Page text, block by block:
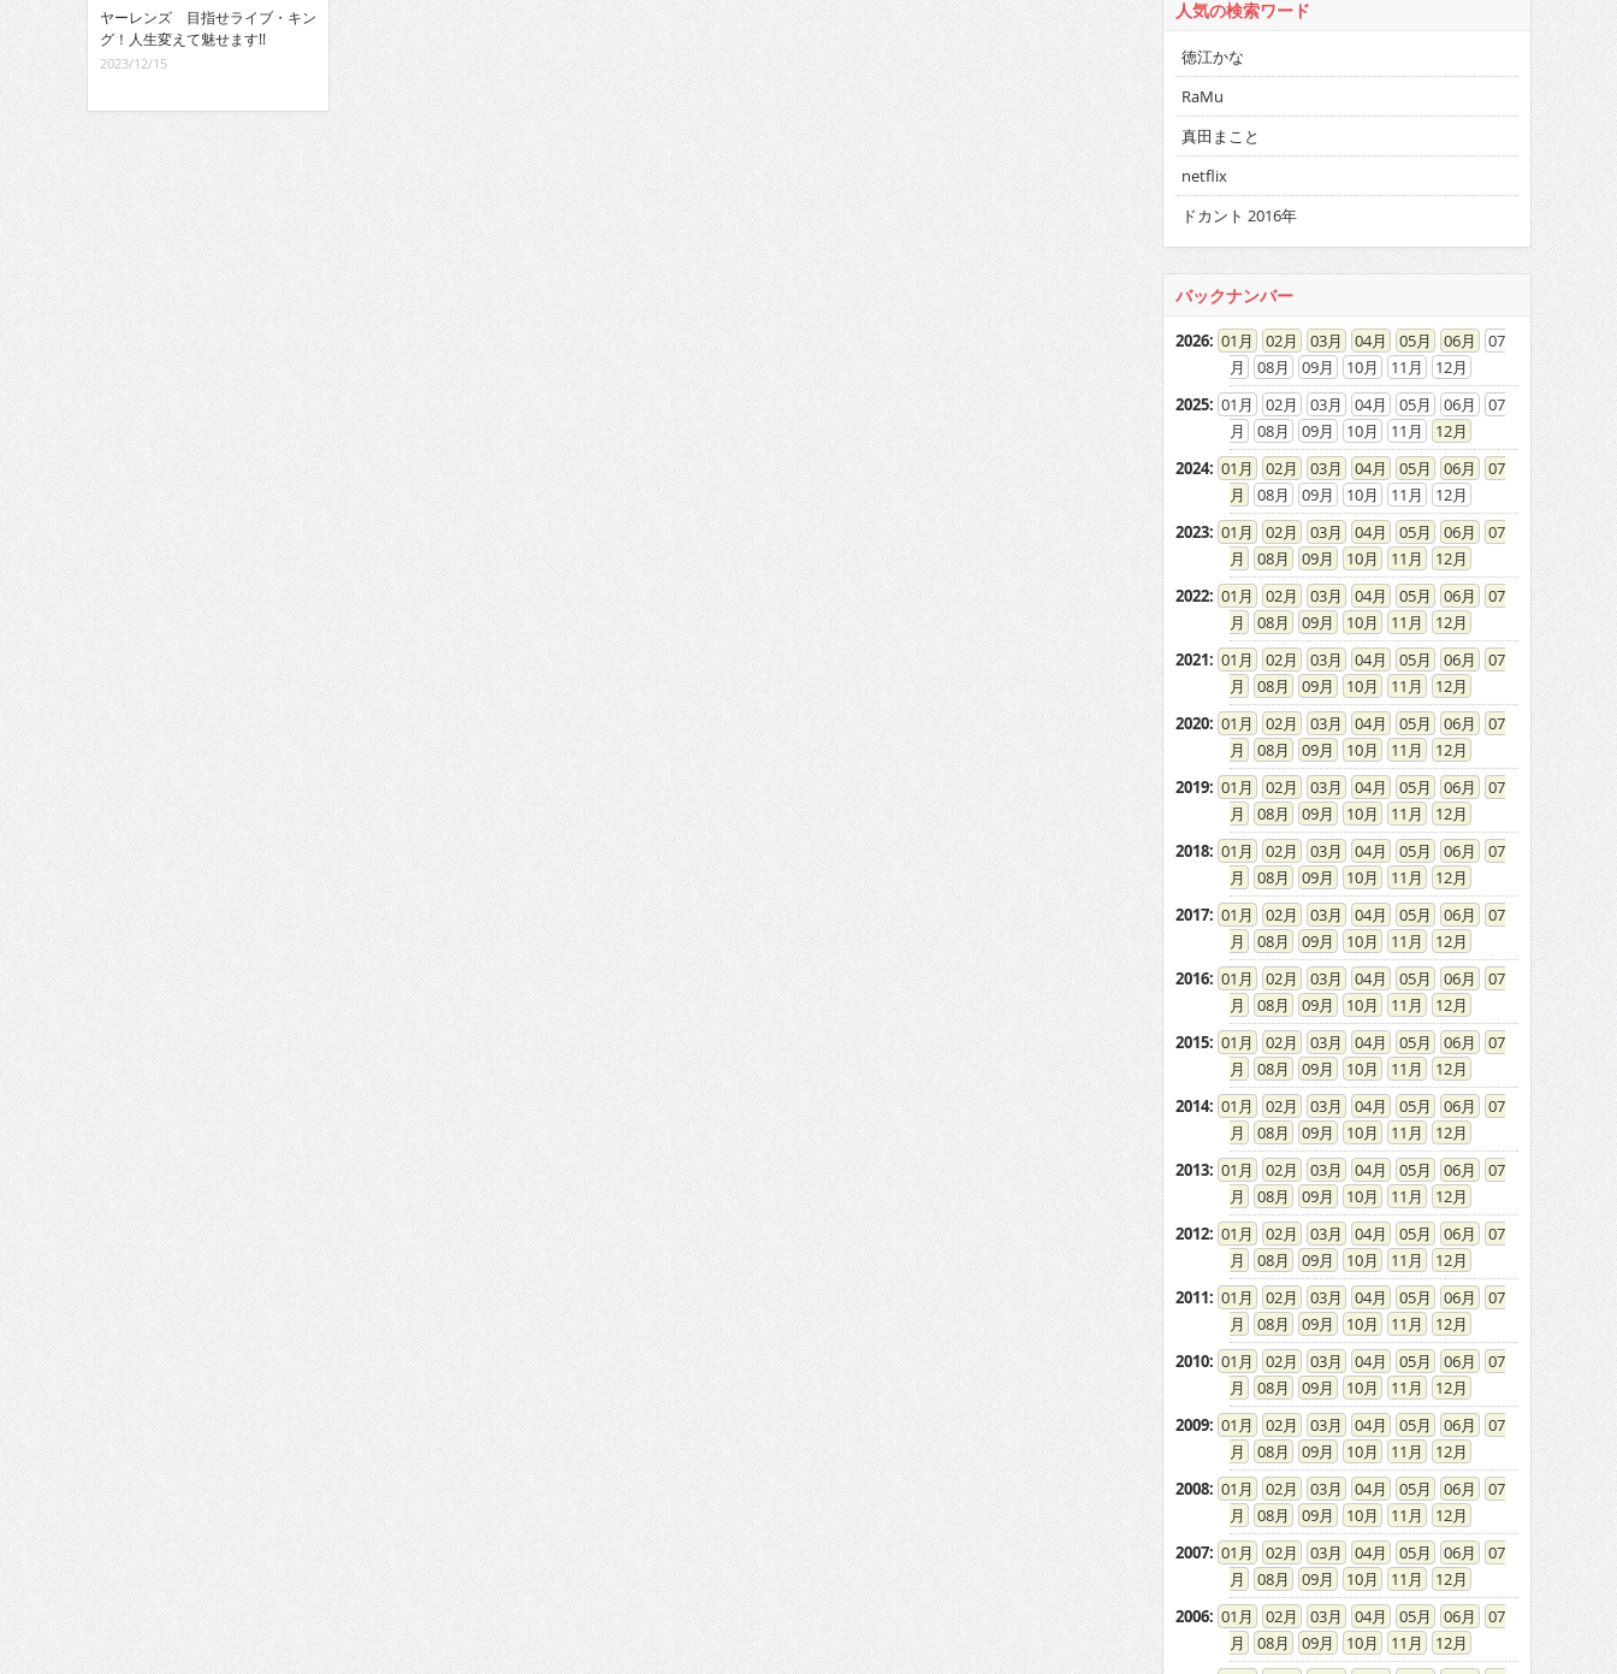
ヤーレンズ 目指せライブ・キン
グ！人生変えて魅せます!!
2023/12/15
人気の検索ワード
徳江かな
RaMu
真田まこと
netflix
ドカント 2016年
バックナンバー
2026: 01 02 03 04 05 06
07
08
09 10 11
12
2025: 01 02 03 04 05 06
07
08
09 10 11
12
2024: 01 02 03 04 05 06
07
08
09 10 11
12
2023: 01 02 03 04 05 06
07
08
09 10 11
12
2022: 01 02 03 04 05 06
07
08
09 10 11
12
2021: 01 02 03 04 05 06
07
08
09 10 11
12
2020: 01 02 03 04 05 06
07
08
09 10 11
12
2019: 01 02 03 04 05 06
07
08
09 10 11
12
2018: 01 02 03 04 05 06
07
08
09 10 11
12
2017: 01 02 03 04 05 06
07
08
09 10 11
12
2016: 01 02 03 04 05 06
07
08
09 10 11
12
2015: 01 02 03 04 05 06
07
08
09 10 11
12
2014: 01 02 03 04 05 06
07
08
09 10 11
12
2013: 01 02 03 04 05 06
07
08
09 10 11
12
2012: 01 02 03 04 05 06
07
08
09 10 11
12
2011: 01 02 03 04 05 06
07
08
09 10 11
12
2010: 01 02 03 04 05 06
07
08
09 10 11
12
2009: 01 02 03 04 05 06
07
08
09 10 11
12
2008: 01 02 03 04 05 06
07
08
09 10 11
12
2007: 01 02 03 04 05 06
07
08
09 10 11
12
2006: 01 02 03 04 05 06
07
08
09 10 11
12